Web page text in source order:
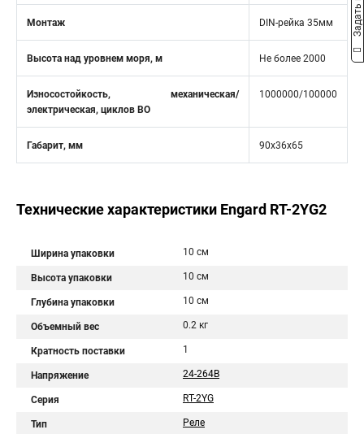
Монтаж DIN-рейка 35мм
Высота над уровнем моря, м Не более 2000
Износостойкость, механическая/
электрическая, циклов ВО
1000000/100000
Габарит, мм 90x36x65
Технические характеристики Engard RT-2YG2
Ширина упаковки 10 см
Высота упаковки 10 см
Глубина упаковки 10 см
Объемный вес 0.2 кг
Кратность поставки 1
Напряжение 24-264В
Серия RT-2YG
Тип Реле